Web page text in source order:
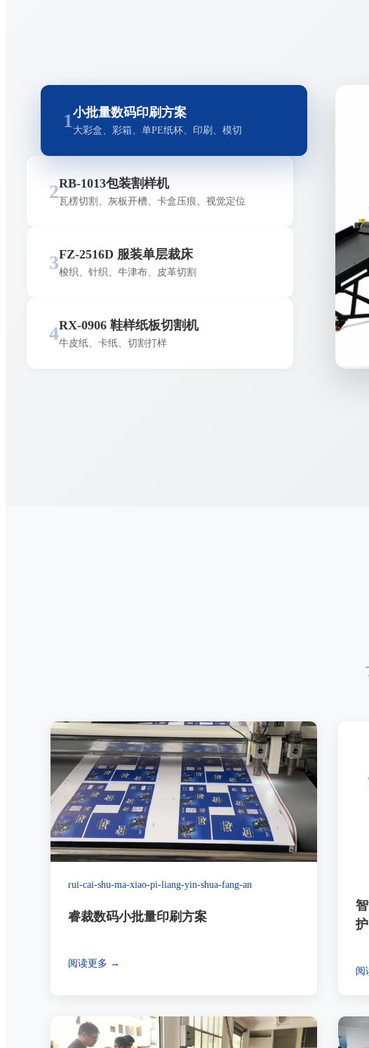
1小批量数码印刷方案
大彩盒、彩箱、单PE纸杯、印刷、模切
2RB-1013包装割样机
瓦楞切割、灰板开槽、卡盒压痕、视觉定位
3FZ-2516D 服装单层裁床
梭织、针织、牛津布、皮革切割
4RX-0906 鞋样纸板切割机
牛皮纸、卡纸、切割打样
rui-cai-shu-ma-xiao-pi-liang-yin-shua-fang-an
睿裁数码小批量印刷方案
阅读更多 →
阅